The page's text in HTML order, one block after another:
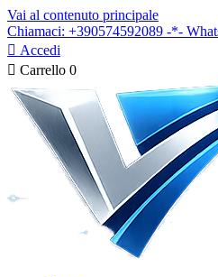
Vai al contenuto principale
Chiamaci: +390574592089 -*-
 Accedi
 Carrello 0